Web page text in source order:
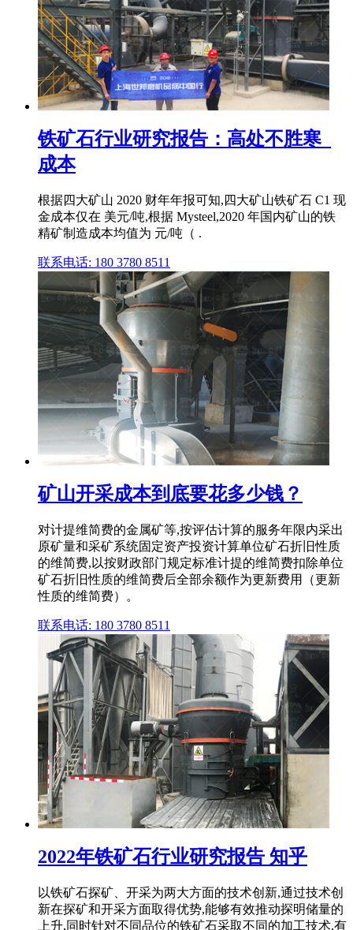
铁矿石行业研究报告：高处不胜寒_
成本
根据四大矿山 2020 财年年报可知,四大矿山铁矿石 C1 现
金成本仅在 美元/吨,根据 Mysteel,2020 年国内矿山的铁
精矿制造成本均值为 元/吨（ .
联系电话: 180 3780 8511
矿山开采成本到底要花多少钱？
对计提维简费的金属矿等,按评估计算的服务年限内采出
原矿量和采矿系统固定资产投资计算单位矿石折旧性质
的维简费,以按财政部门规定标准计提的维简费扣除单位
矿石折旧性质的维简费后全部余额作为更新费用（更新
性质的维简费）。
联系电话: 180 3780 8511
2022年铁矿石行业研究报告 知乎
以铁矿石探矿、开采为两大方面的技术创新,通过技术创
新在探矿和开采方面取得优势,能够有效推动探明储量的
上升,同时针对不同品位的铁矿石采取不同的加工技术,有